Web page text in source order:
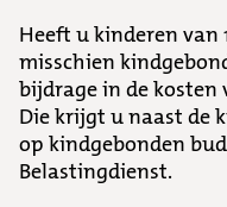
Heeft u kinderen van
misschien
bijdrage in de kosten
Die krijgt u naast de
op kindgebonden
Belastingdienst.